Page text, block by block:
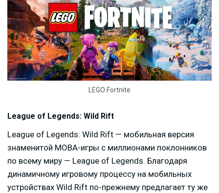
LEGO Fortnite
League of Legends: Wild Rift
League of Legends: Wild Rift — мобильная версия
знаменитой MOBA-игры с миллионами поклонников
по всему миру — League of Legends. Благодаря
динамичному игровому процессу на мобильных
устройствах Wild Rift по-прежнему предлагает ту же